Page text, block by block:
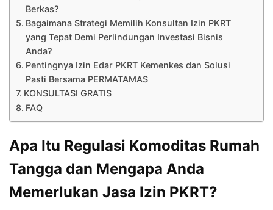
Berkas?
Bagaimana Strategi Memilih Konsultan Izin PKRT
yang Tepat Demi Perlindungan Investasi Bisnis
Anda?
Pentingnya Izin Edar PKRT Kemenkes dan Solusi
Pasti Bersama PERMATAMAS
KONSULTASI GRATIS
FAQ
Apa Itu Regulasi Komoditas Rumah
Tangga dan Mengapa Anda
Memerlukan Jasa Izin PKRT?